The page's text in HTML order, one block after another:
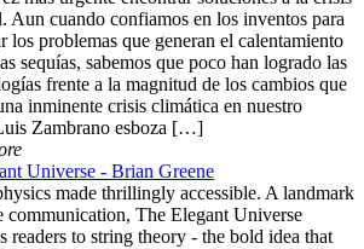
Aun cuando confiamos en los inventos para
los problemas que generan el calentamiento
sequías, sabemos que poco han logrado las
frente a la magnitud de los cambios que
inminente crisis climática en nuestro
Zambrano esboza […]
Universe - Brian Greene
made thrillingly accessible. A landmark
communication, The Elegant Universe
readers to string theory - the bold idea that